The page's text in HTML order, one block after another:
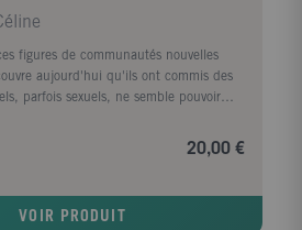
figures de communautés nouvelles
aujourd'hui qu'ils ont commis des
parfois sexuels, ne semble pouvoir
ont-ils pu laisser la place à une
? comment ces communautés qui ont
si fragiles ? C'est impensable et
20,00 €
VOIR PRODUIT